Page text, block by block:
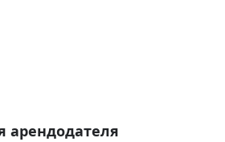
арендодателя